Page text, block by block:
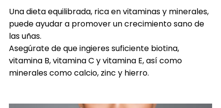
Una dieta equilibrada, rica en vitaminas y minerales,
puede ayudar a promover un crecimiento sano de
las uñas.
Asegúrate de que ingieres suficiente biotina,
vitamina B, vitamina C y vitamina E, así como
minerales como calcio, zinc y hierro.